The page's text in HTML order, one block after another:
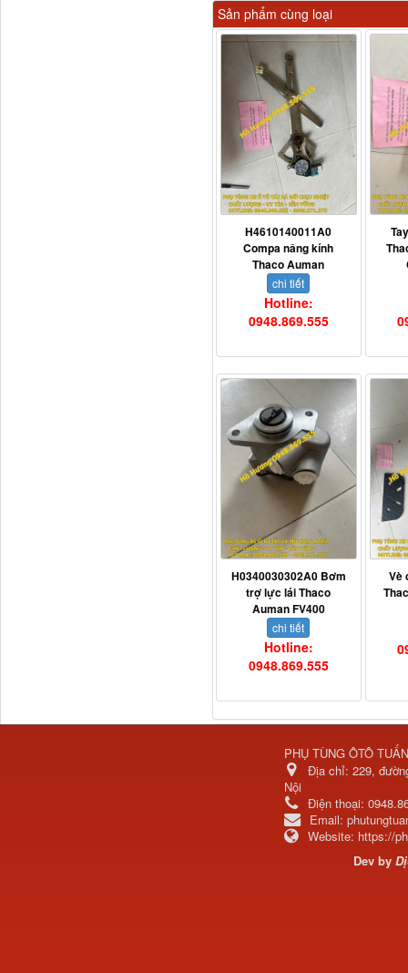
Sản phẩm cùng loại
H4610140011A0
Compa nâng kính
Thaco Auman
chi tiết
Hotline:
0948.869.555
H0340030302A0 Bơm
trợ lực lái Thaco
Auman FV400
chi tiết
Hotline:
0948.869.555
Vè
PHỤ TÙNG ÔTÔ
Địa chỉ: 229,
Nội
Điện thoại:
Email:
Website: https://
Dev by